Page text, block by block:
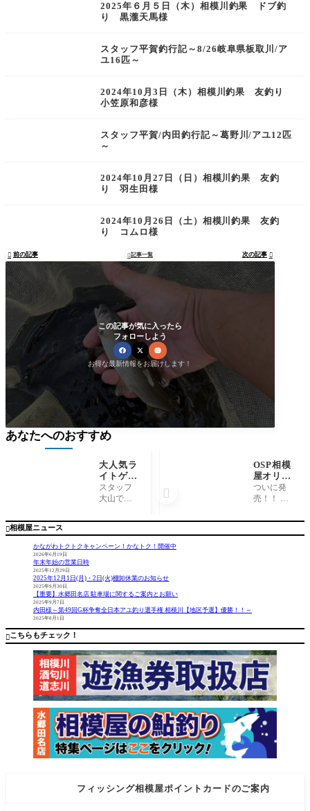
2025年６月５日（木）相模川釣果 ドブ釣
り 黒瀧天馬様
スタッフ平賀釣行記～8/26岐阜県板取川/ア
ユ16匹～
2024年10月3日（木）相模川釣果 友釣り
小笠原和彦様
スタッフ平賀/内田釣行記～葛野川/アユ12匹
～
2024年10月27日（日）相模川釣果 友釣
り 羽生田様
2024年10月26日（土）相模川釣果 友釣
り コムロ様
 前の記事 記事一覧 次の記事 
この記事が気に入ったら
フォローしよう
お得な最新情報をお届けします！
相模屋ニュース
かながわトクトクキャンペーン！かなトク！開催中
2026年6月19日
年末年始の営業日時
2025年12月29日
2025年12月1日(月)・2日(火)棚卸休業のお知らせ
2025年9月30日
【重要】水郷田名店 駐車場に関するご案内とお願い
2025年9月7日
内田様～第49回G杯争奪全日本アユ釣り選手権 相模川【地区予選】優勝！！～
2025年8月1日
こちらもチェック！
フィッシング相模屋ポイントカードのご案内
あなたへのおすすめ
大人気ラ
イトゲー
ムリール
入荷！シ
アレＸ
スタッフ
大山で
気ライト
ソアレＸ
番手は500
SSPG.C200
0SSHG.C2
4種類の番
手があり
ます。 前
OSP相模
屋オリカ
ラ『NG
S』先行
ついに発
売！！ 只
にて相模
チ 爆釣カ
ラーです
